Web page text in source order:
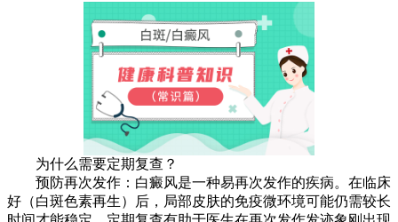
为什么需要定期复查？
预防再次发作：白癜风是一种易再次发作的疾病。在临床
好（白斑色素再生）后，局部皮肤的免疫微环境可能仍需较长